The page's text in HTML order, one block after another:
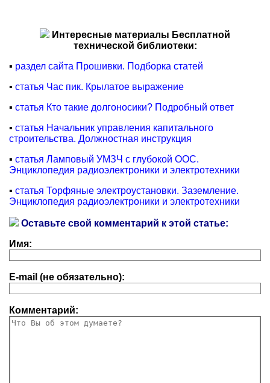
Интересные материалы Бесплатной
технической библиотеки:
▪ раздел сайта Прошивки. Подборка статей
▪ статья Час пик. Крылатое выражение
▪ статья Кто такие долгоносики? Подробный ответ
▪ статья Начальник управления капитального
строительства. Должностная инструкция
▪ статья Ламповый УМЗЧ с глубокой ООС.
Энциклопедия радиоэлектроники и электротехники
▪ статья Торфяные электроустановки. Заземление.
Энциклопедия радиоэлектроники и электротехники
Оставьте свой комментарий к этой статье:
Имя:
E-mail (не обязательно):
Комментарий: